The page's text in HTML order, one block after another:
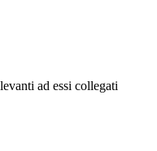
ad essi collegati